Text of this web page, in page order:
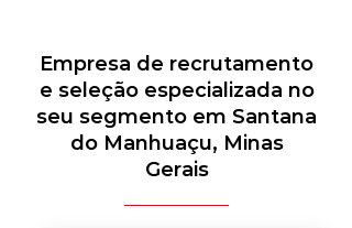
Empresa de recrutamento
e seleção especializada no
seu segmento em Santana
do Manhuaçu, Minas
Gerais